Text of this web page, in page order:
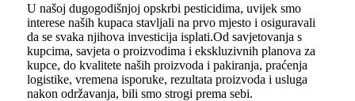
U našoj dugogodišnjoj opskrbi pesticidima, uvijek smo
interese naših kupaca stavljali na prvo mjesto i osiguravali
da se svaka njihova investicija isplati.Od savjetovanja s
kupcima, savjeta o proizvodima i ekskluzivnih planova za
kupce, do kvalitete naših proizvoda i pakiranja, praćenja
logistike, vremena isporuke, rezultata proizvoda i usluga
nakon održavanja, bili smo strogi prema sebi.